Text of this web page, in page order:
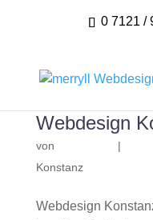
0 7121 /
Webdesign
von |
Konstanz
Webdesign